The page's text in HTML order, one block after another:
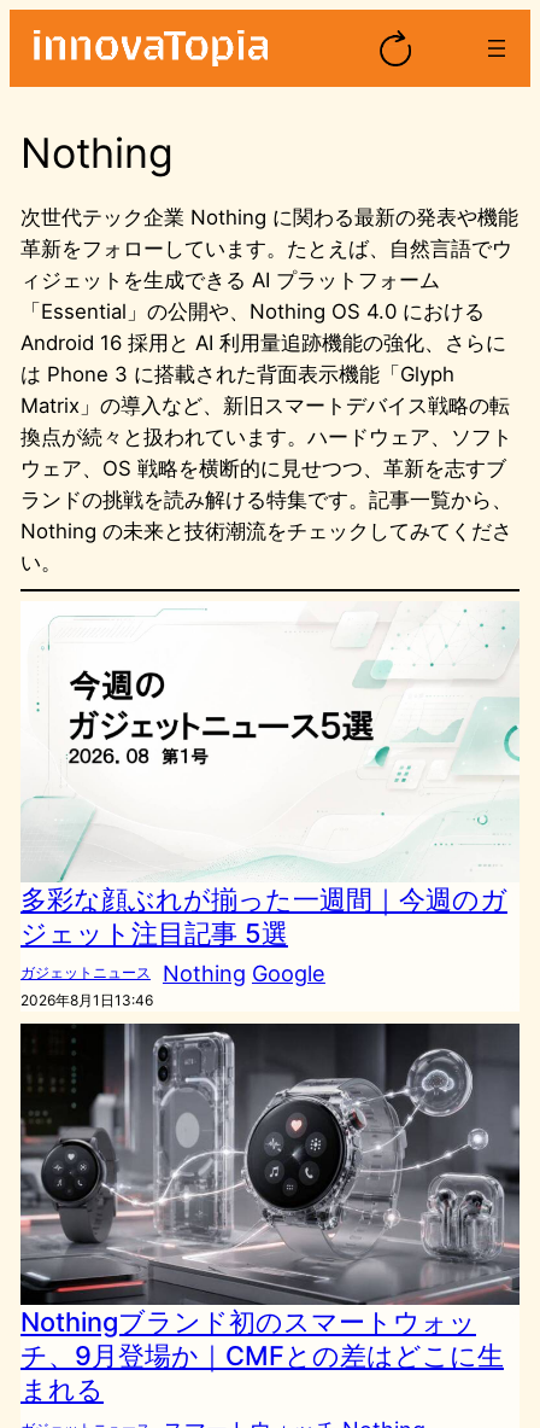
を
キ
プ
Nothing
次世代テック企業 Nothing に関わる最新の発表や機能
革新をフォローしています。たとえば、自然言語でウ
ィジェットを生成できる AI プラットフォーム
「Essential」の公開や、Nothing OS 4.0 における
Android 16 採用と AI 利用量追跡機能の強化、さらに
は Phone 3 に搭載された背面表示機能「Glyph
Matrix」の導入など、新旧スマートデバイス戦略の転
換点が続々と扱われています。ハードウェア、ソフト
ウェア、OS 戦略を横断的に見せつつ、革新を志すブ
ランドの挑戦を読み解ける特集です。記事一覧から、
Nothing の未来と技術潮流をチェックしてみてくださ
い。
多彩な顔ぶれが揃った一週間｜今週のガ
ジェット注目記事 5選
ガジェットニュース Nothing Google
2026年8月1日13:46
Nothingブランド初のスマートウォッ
チ、9月登場か｜CMFとの差はどこに生
まれる